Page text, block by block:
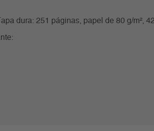
dura: 251 páginas, papel de 80 g/m²,